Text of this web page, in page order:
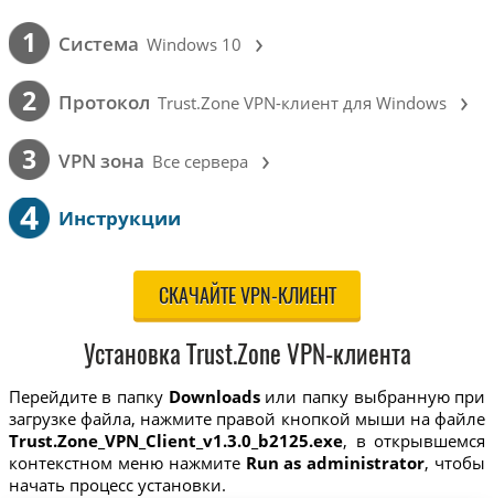
1 Cистема Windows 10 ›
2 Протокол Trust.Zone VPN-клиент для Windows ›
3 VPN зона Все сервера ›
4 Инструкции
СКАЧАЙТЕ VPN-КЛИЕНТ
Установка Trust.Zone VPN-клиента
Перейдите в папку Downloadsили папку выбранную при
загрузке файла, нажмите правой кнопкой мыши на файле
Trust.Zone_VPN_Client_v1.3.0_b2125.exe, в открывшемся
контекстном меню нажмите Run as administrator, чтобы
начать процесс установки.